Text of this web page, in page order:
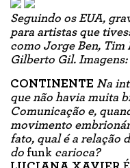
Seguindo os EUA,
para artistas que
como Jorge Ben, Tim
Gilberto Gil.
CONTINENTE Na
que não havia muita
Comunicação e,
movimento
fato, qual é a relação
do funk carioca?